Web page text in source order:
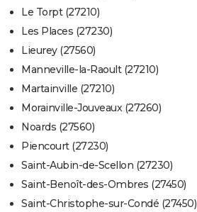
Le Torpt (27210)
Les Places (27230)
Lieurey (27560)
Manneville-la-Raoult (27210)
Martainville (27210)
Morainville-Jouveaux (27260)
Noards (27560)
Piencourt (27230)
Saint-Aubin-de-Scellon (27230)
Saint-Benoît-des-Ombres (27450)
Saint-Christophe-sur-Condé (27450)